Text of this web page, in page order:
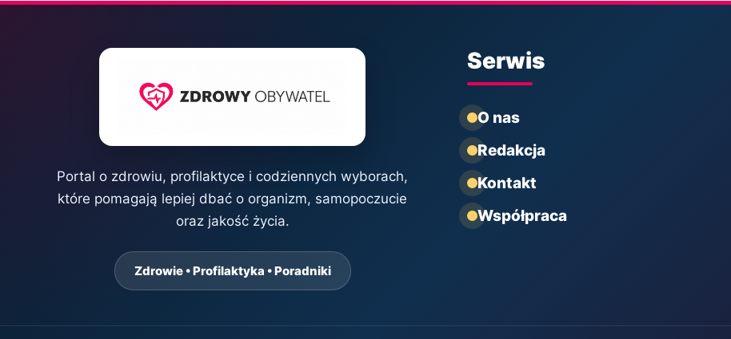
Portal o zdrowiu, profilaktyce i codziennych wyborach,
które pomagają lepiej dbać o organizm, samopoczucie
oraz jakość życia.
Zdrowie • Profilaktyka • Poradniki
Serwis
O nas
Redakcja
Kontakt
Współpraca